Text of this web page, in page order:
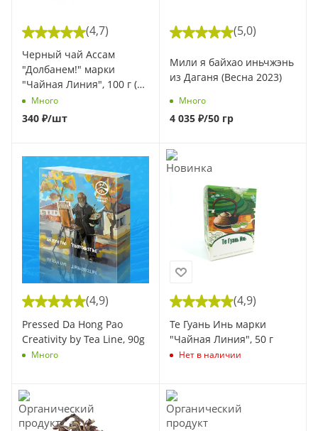
(4,7)
Черный чай Ассам
"Долбанем!" марки
"Чайная Линия", 100 г (1
шт)Много
340 ₽/шт
(5,0)
Мили я байхао иньчжэнь
из Даганя (Весна 2023)
Много
4 035₽/50 гр
(4,9)
Pressed Da Hong Pao
Creativity by Tea Line, 90g
Много
(4,9)
Те Гуань Инь марки
"Чайная Линия", 50 г
Нет в наличии